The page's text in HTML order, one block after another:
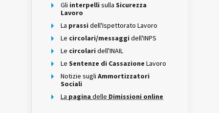
Gli interpelli sulla Sicurezza
Lavoro
La prassi dell'Ispettorato Lavoro
Le circolari/messaggi dell'INPS
Le circolari dell'INAIL
Le Sentenze di Cassazione Lavoro
Notizie sugli Ammortizzatori
Sociali
La pagina delle Dimissioni online